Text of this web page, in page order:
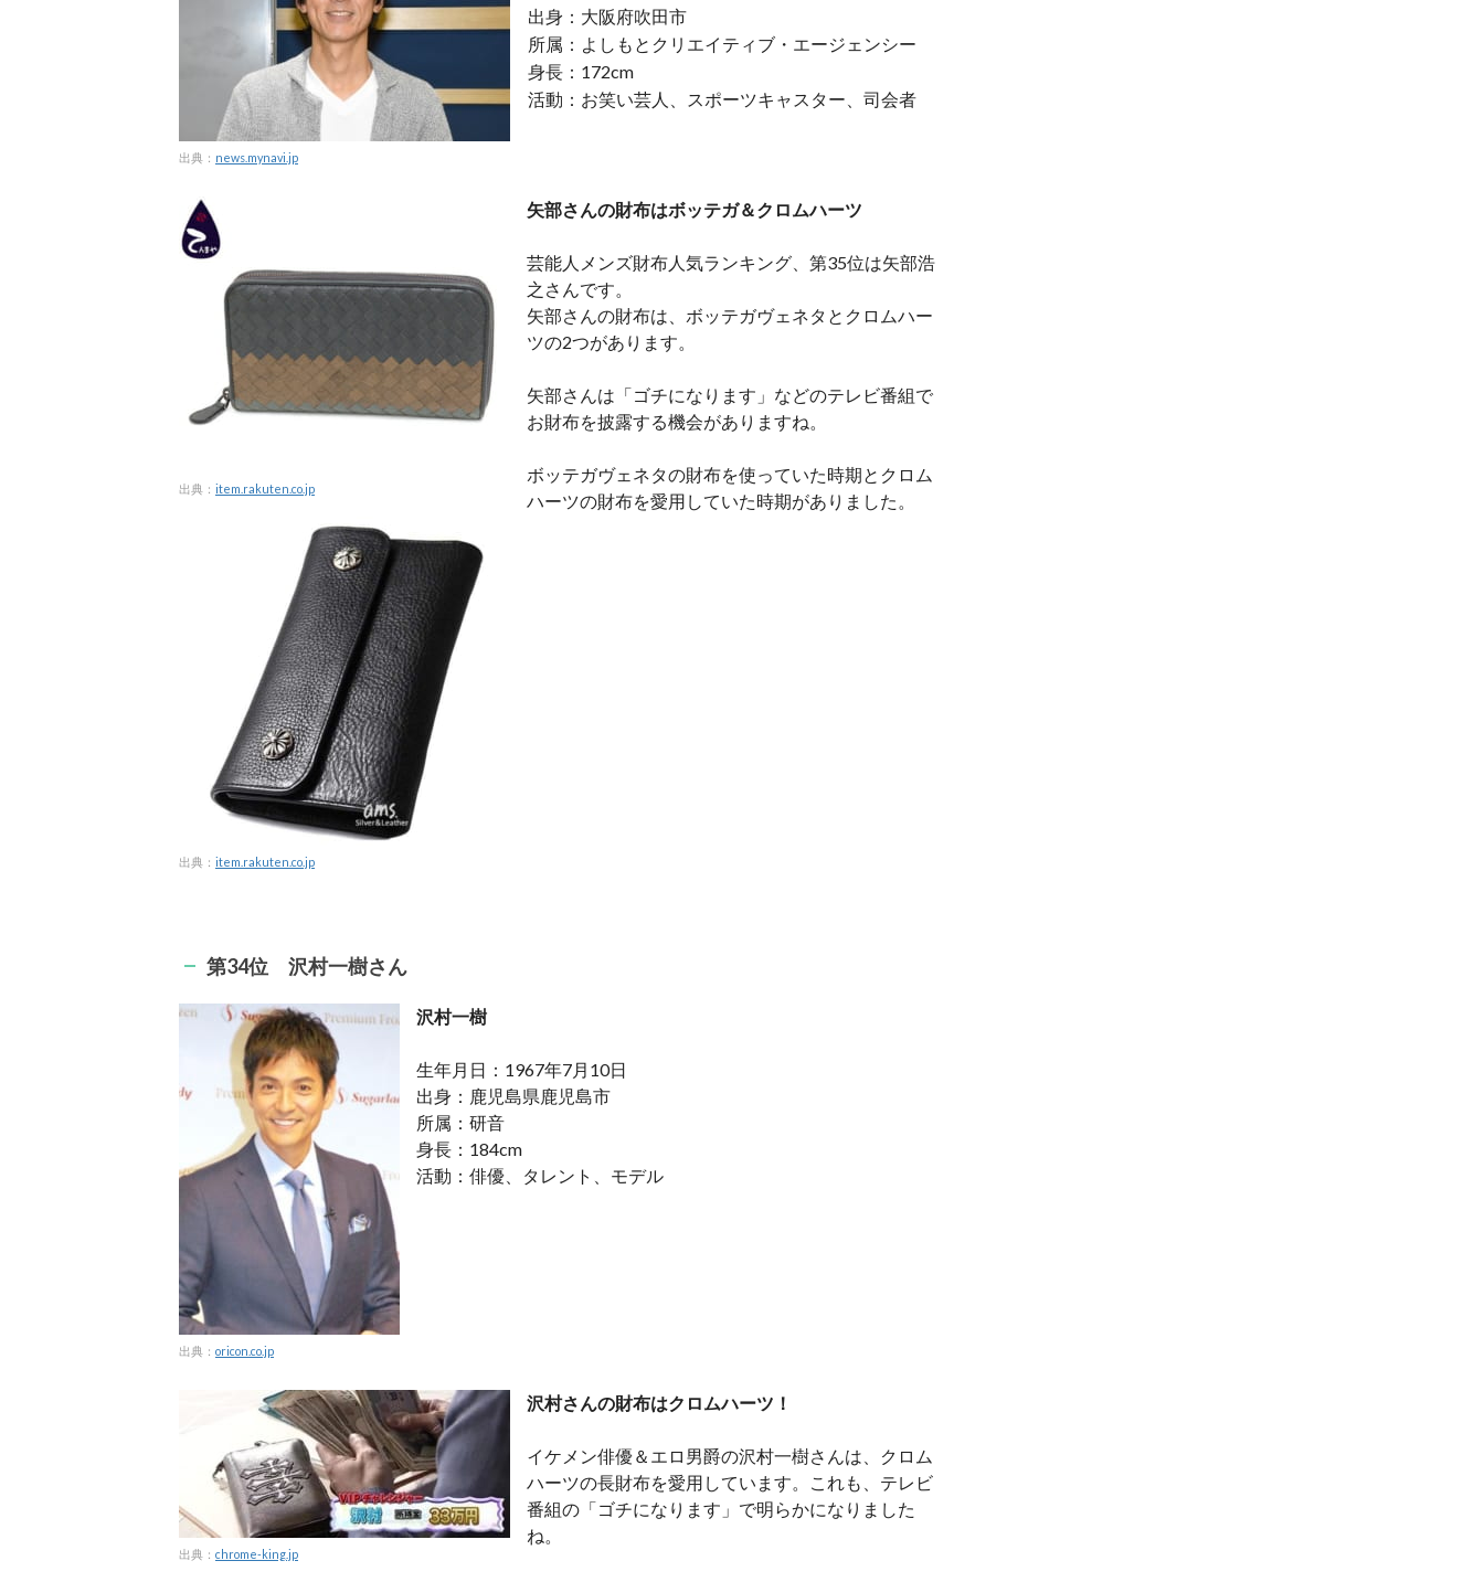
出典： news.mynavi.jp
出身：大阪府吹田市
所属：よしもとクリエイティブ・エージェンシー
身長：172cm
活動：お笑い芸人、スポーツキャスター、司会者
出典： item.rakuten.co.jp
矢部さんの財布はボッテガ＆クロムハーツ
芸能人メンズ財布人気ランキング、第35位は矢部浩
之さんです。
矢部さんの財布は、ボッテガヴェネタとクロムハー
ツの2つがあります。
矢部さんは「ゴチになります」などのテレビ番組で
お財布を披露する機会がありますね。
ボッテガヴェネタの財布を使っていた時期とクロム
ハーツの財布を愛用していた時期がありました。
出典： item.rakuten.co.jp
第34位 沢村一樹さん
出典： oricon.co.jp
沢村一樹
生年月日：1967年7月10日
出身：鹿児島県鹿児島市
所属：研音
身長：184cm
活動：俳優、タレント、モデル
出典： chrome-king.jp
沢村さんの財布はクロムハーツ！
イケメン俳優＆エロ男爵の沢村一樹さんは、クロム
ハーツの長財布を愛用しています。これも、テレビ
番組の「ゴチになります」で明らかになりました
ね。